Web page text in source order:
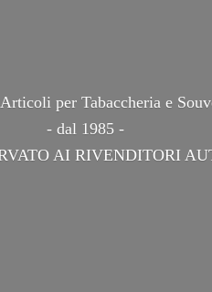
per Tabaccheria e
- dal 1985 -
AI RIVENDITORI